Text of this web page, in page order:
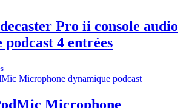
Pro ii console audio
4 entrées
Microphone